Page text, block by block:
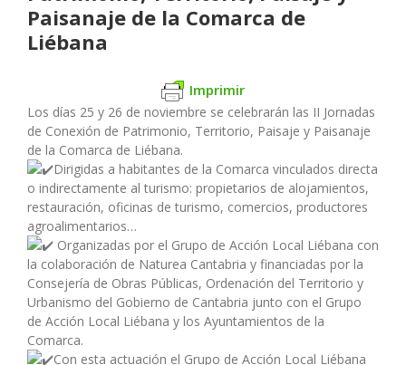
Paisanaje de la Comarca de
Liébana
Imprimir
Los días 25 y 26 de noviembre se celebrarán las II Jornadas
de Conexión de Patrimonio, Territorio, Paisaje y Paisanaje
de la Comarca de Liébana.
Dirigidas a habitantes de la Comarca vinculados directa
o indirectamente al turismo: propietarios de alojamientos,
restauración, oficinas de turismo, comercios, productores
agroalimentarios…
Organizadas por el Grupo de Acción Local Liébana con
la colaboración de Naturea Cantabria y financiadas por la
Consejería de Obras Públicas, Ordenación del Territorio y
Urbanismo del Gobierno de Cantabria junto con el Grupo
de Acción Local Liébana y los Ayuntamientos de la
Comarca.
Con esta actuación el Grupo de Acción Local Liébana